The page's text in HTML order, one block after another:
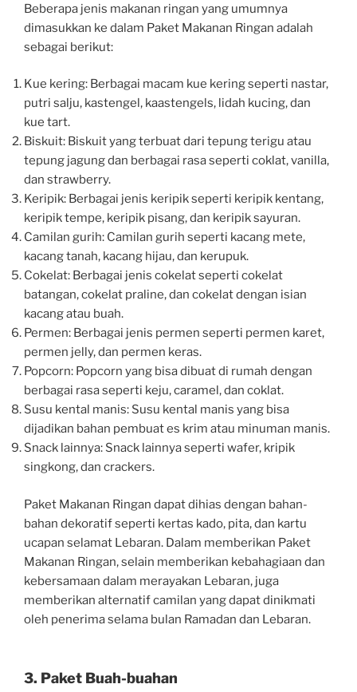
Beberapa jenis makanan ringan yang umumnya
dimasukkan ke dalam Paket Makanan Ringan adalah
sebagai berikut:
Kue kering: Berbagai macam kue kering seperti nastar,
putri salju, kastengel, kaastengels, lidah kucing, dan
kue tart.
Biskuit: Biskuit yang terbuat dari tepung terigu atau
tepung jagung dan berbagai rasa seperti coklat, vanilla,
dan strawberry.
Keripik: Berbagai jenis keripik seperti keripik kentang,
keripik tempe, keripik pisang, dan keripik sayuran.
Camilan gurih: Camilan gurih seperti kacang mete,
kacang tanah, kacang hijau, dan kerupuk.
Cokelat: Berbagai jenis cokelat seperti cokelat
batangan, cokelat praline, dan cokelat dengan isian
kacang atau buah.
Permen: Berbagai jenis permen seperti permen karet,
permen jelly, dan permen keras.
Popcorn: Popcorn yang bisa dibuat di rumah dengan
berbagai rasa seperti keju, caramel, dan coklat.
Susu kental manis: Susu kental manis yang bisa
dijadikan bahan pembuat es krim atau minuman manis.
Snack lainnya: Snack lainnya seperti wafer, kripik
singkong, dan crackers.
Paket Makanan Ringan dapat dihias dengan bahan-
bahan dekoratif seperti kertas kado, pita, dan kartu
ucapan selamat Lebaran. Dalam memberikan Paket
Makanan Ringan, selain memberikan kebahagiaan dan
kebersamaan dalam merayakan Lebaran, juga
memberikan alternatif camilan yang dapat dinikmati
oleh penerima selama bulan Ramadan dan Lebaran.
3. Paket Buah-buahan